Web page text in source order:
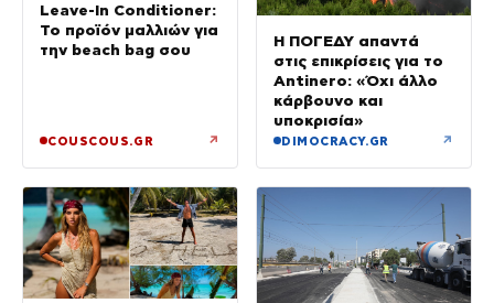
Leave-In Conditioner:
Το προϊόν μαλλιών για
την beach bag σου
COUSCOUS.GR ↗
Η ΠΟΓΕΔΥ απαντά
στις επικρίσεις για το
Antinero: «Όχι άλλο
κάρβουνο και
υποκρισία»
DIMOCRACY.GR ↗